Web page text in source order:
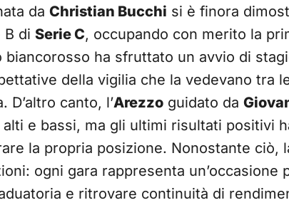
da Christian Bucchi si è finora
B di Serie C, occupando con merito la
biancorosso ha sfruttato un avvio di
della vigilia che la vedevano tra
D’altro canto, l’Arezzo guidato da
e bassi, ma gli ultimi risultati positivi
la propria posizione. Nonostante ciò,
ogni gara rappresenta un’occasione
e ritrovare continuità di